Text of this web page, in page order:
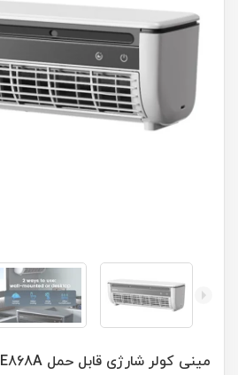
مینی کولر شارژی قابل حمل Edon E868A